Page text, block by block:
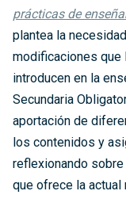
prácticas de
plantea la
modificaciones que
introducen en la
Secundaria
aportación de
los contenidos y
reflexionando
que ofrece la actual